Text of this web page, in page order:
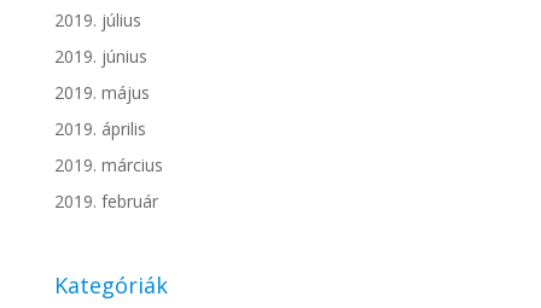
2019. július
2019. június
2019. május
2019. április
2019. március
2019. február
Kategóriák